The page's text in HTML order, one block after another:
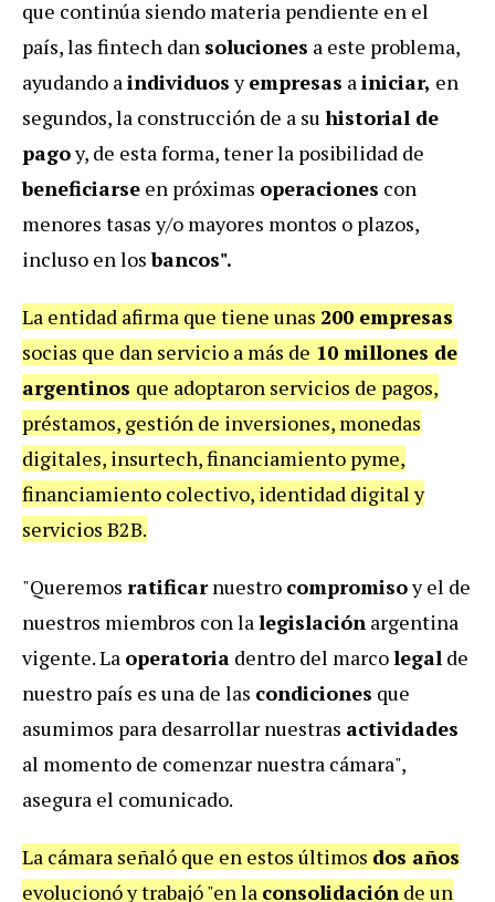
que continúa siendo materia pendiente en el
país, las fintech dan soluciones a este problema,
ayudando aindividuosyempresas ainiciar, en
segundos, la construcción de a su historial de
pagoy, de esta forma, tener la posibilidad de
beneficiarse en próximas operaciones con
menores tasas y/o mayores montos o plazos,
incluso en losbancos".
La entidad afirma que tiene unas 200 empresas
socias que dan servicio a más de 10 millones de
argentinos que adoptaron servicios de pagos,
préstamos, gestión de inversiones, monedas
digitales, insurtech, financiamiento pyme,
financiamiento colectivo, identidad digital y
servicios B2B.
"Queremos ratificarnuestro compromisoy el de
nuestros miembros con lalegislación argentina
vigente. La operatoria dentro del marcolegal de
nuestro país es una de las condiciones que
asumimos para desarrollar nuestras actividades
al momento de comenzar nuestra cámara",
asegura el comunicado.
La cámara señaló que en estos últimos dos años
evolucionó y trabajó "en la consolidación de un